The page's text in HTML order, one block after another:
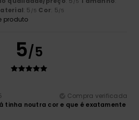
: 5 /5 Cor: 5/5
produto
5/5
Compra verificada
tinha noutra cor e que é exatamente